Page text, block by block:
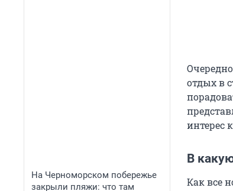
На Черноморском побережье
закрыли пляжи: что там
отдых в
интерес
В
Как все